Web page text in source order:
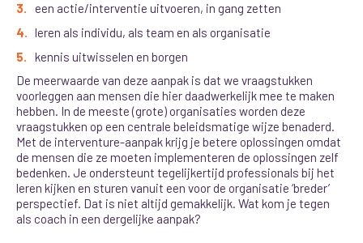
een actie/interventie uitvoeren, in gang zetten
leren als individu, als team en als organisatie
kennis uitwisselen en borgen
De meerwaarde van deze aanpak is dat we vraagstukken
voorleggen aan mensen die hier daadwerkelijk mee te maken
hebben. In de meeste (grote) organisaties worden deze
vraagstukken op een centrale beleidsmatige wijze benaderd.
Met de interventure-aanpak krijg je betere oplossingen omdat
de mensen die ze moeten implementeren de oplossingen zelf
bedenken. Je ondersteunt tegelijkertijd professionals bij het
leren kijken en sturen vanuit een voor de organisatie ‘breder’
perspectief. Dat is niet altijd gemakkelijk. Wat kom je tegen
als coach in een dergelijke aanpak?